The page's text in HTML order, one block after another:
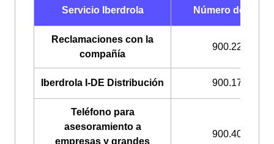
Servicio Iberdrola Número de
Reclamaciones con la
compañía
900.225.235
Iberdrola I-DE Distribución 900.171.171
Teléfono para
asesoramiento a
empresas y grandes
900.400.408